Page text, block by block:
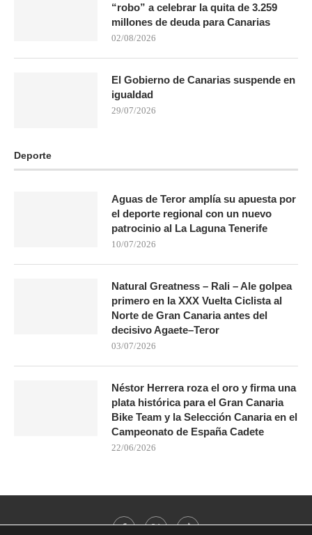
“robo” a celebrar la quita de 3.259
millones de deuda para Canarias
02/08/2026
El Gobierno de Canarias suspende en
igualdad
29/07/2026
Deporte
Aguas de Teror amplía su apuesta por
el deporte regional con un nuevo
patrocinio al La Laguna Tenerife
10/07/2026
Natural Greatness – Rali – Ale golpea
primero en la XXX Vuelta Ciclista al
Norte de Gran Canaria antes del
decisivo Agaete–Teror
03/07/2026
Néstor Herrera roza el oro y firma una
plata histórica para el Gran Canaria
Bike Team y la Selección Canaria en el
Campeonato de España Cadete
22/06/2026